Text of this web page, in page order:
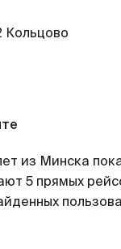
из Минска
5 прямых